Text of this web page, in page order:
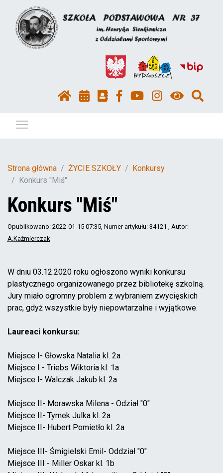
Strona główna ŻYCIE SZKOŁY
Konkursy
Konkurs "Miś"
Konkurs "Miś"
Opublikowano: 2022-01-15 07:35 , Numer artykułu: 34121
, Autor:
A.Kaźmierczak
W dniu 03.12.2020 roku ogłoszono wyniki konkursu
plastycznego organizowanego przez bibliotekę szkolną.
Jury miało ogromny problem z wybraniem zwycięskich
prac, gdyż wszystkie były niepowtarzalne i wyjątkowe.
Laureaci konkursu:
Miejsce I- Głowska Natalia kl. 2a
Miejsce I - Triebs Wiktoria kl. 1a
Miejsce I- Walczak Jakub kl. 2a
Miejsce II- Morawska Milena - Odział "0"
Miejsce II- Tymek Julka kl. 2a
Miejsce II- Hubert Pomietło kl. 2a
Miejsce III- Śmigielski Emil- Oddział "0"
Miejsce III - Miller Oskar kl. 1b